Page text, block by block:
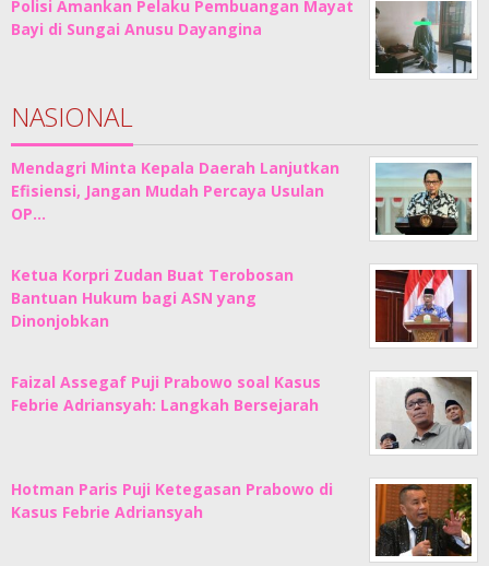
Polisi Amankan Pelaku Pembuangan Mayat
Bayi di Sungai Anusu Dayangina
NASIONAL
Mendagri Minta Kepala Daerah Lanjutkan
Efisiensi, Jangan Mudah Percaya Usulan
OP…
Ketua Korpri Zudan Buat Terobosan
Bantuan Hukum bagi ASN yang
Dinonjobkan
Faizal Assegaf Puji Prabowo soal Kasus
Febrie Adriansyah: Langkah Bersejarah
Hotman Paris Puji Ketegasan Prabowo di
Kasus Febrie Adriansyah